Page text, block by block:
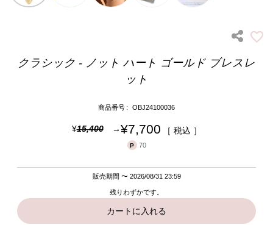
クラシック - ノット ハート ゴールド ブレスレ
ット
商品番号 OBJ24100036
¥15,400 ¥7,700 税込
70
販売期間 〜 2026/08/31 23:59
残りわずかです。
カートに入れる